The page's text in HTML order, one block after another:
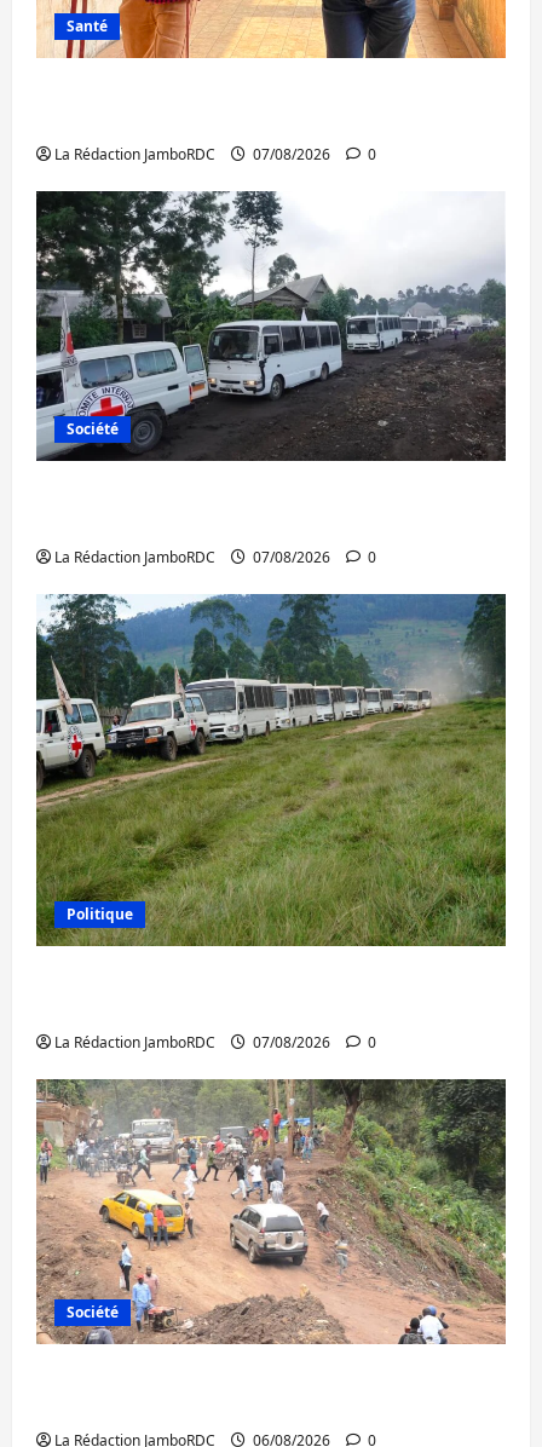
Santé
La Rédaction JamboRDC 07/08/2026 0
Société
La Rédaction JamboRDC 07/08/2026 0
Politique
La Rédaction JamboRDC 07/08/2026 0
Société
La Rédaction JamboRDC 06/08/2026 0